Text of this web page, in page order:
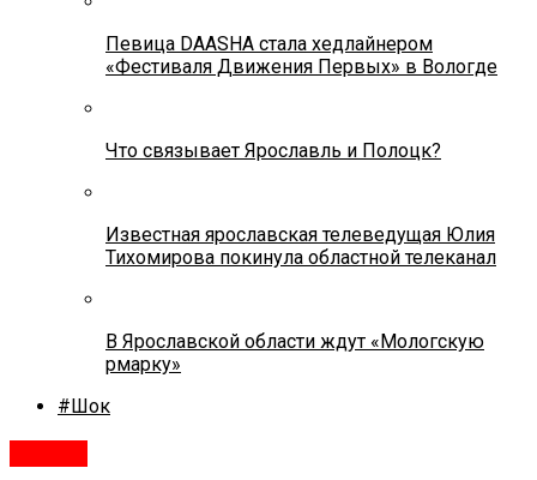
Певица DAASHA стала хедлайнером
«Фестиваля Движения Первых» в Вологде
Что связывает Ярославль и Полоцк?
Известная ярославская телеведущая Юлия
Тихомирова покинула областной телеканал
В Ярославской области ждут «Мологскую
рмарку»
#Шок